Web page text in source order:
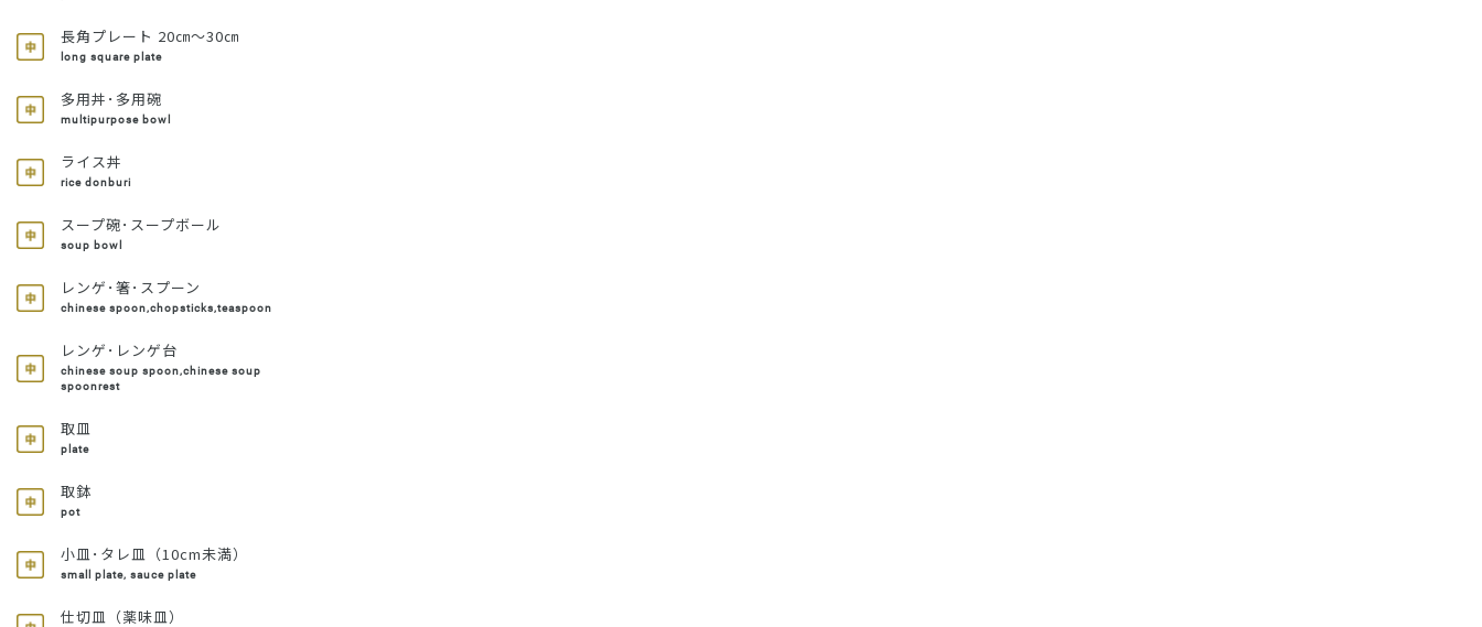
長角プレート 20㎝～30㎝
long square plate
多用丼･多用碗
multipurpose bowl
ライス丼
rice donburi
スープ碗･スープボール
soup bowl
レンゲ･箸･スプーン
chinese spoon,chopsticks,teaspoon
レンゲ･レンゲ台
chinese soup spoon,chinese soup
spoonrest
取皿
plate
取鉢
pot
小皿･タレ皿（10cm未満）
small plate, sauce plate
仕切皿（薬味皿）